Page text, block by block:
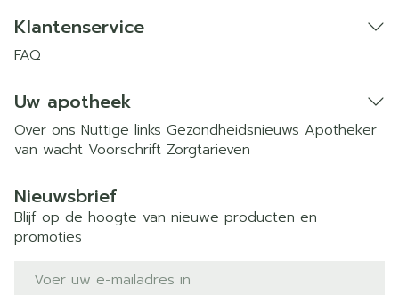
Klantenservice
FAQ
Uw apotheek
Over ons Nuttige links Gezondheidsnieuws Apotheker
van wacht Voorschrift Zorgtarieven
Nieuwsbrief
Blijf op de hoogte van nieuwe producten en
promoties
E-mail adres